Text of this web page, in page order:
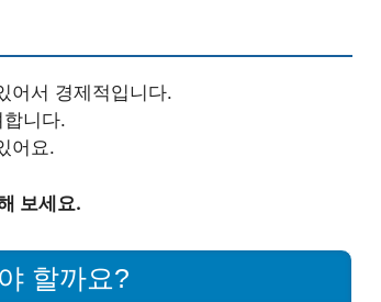
어서 경제적입니다.
니다.
어요.
보세요.
할까요?